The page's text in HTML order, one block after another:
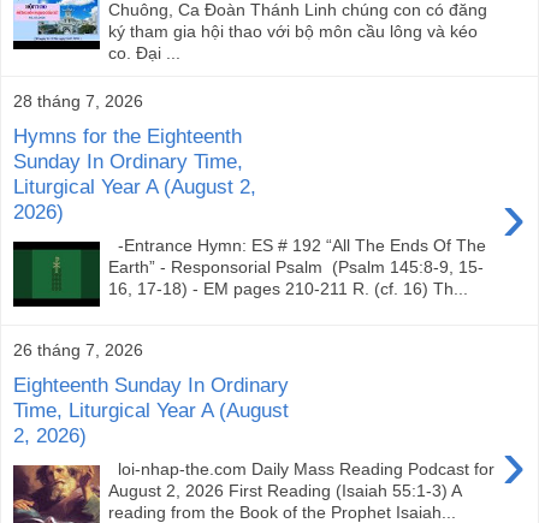
Chuông, Ca Đoàn Thánh Linh chúng con có đăng
ký tham gia hội thao với bộ môn cầu lông và kéo
co. Đại ...
28 tháng 7, 2026
Hymns for the Eighteenth
Sunday In Ordinary Time,
Liturgical Year A (August 2,
2026)
›
-Entrance Hymn: ES # 192 “All The Ends Of The
Earth” - Responsorial Psalm (Psalm 145:8-9, 15-
16, 17-18) - EM pages 210-211 R. (cf. 16) Th...
26 tháng 7, 2026
Eighteenth Sunday In Ordinary
Time, Liturgical Year A (August
2, 2026)
›
loi-nhap-the.com Daily Mass Reading Podcast for
August 2, 2026 First Reading (Isaiah 55:1-3) A
reading from the Book of the Prophet Isaiah...